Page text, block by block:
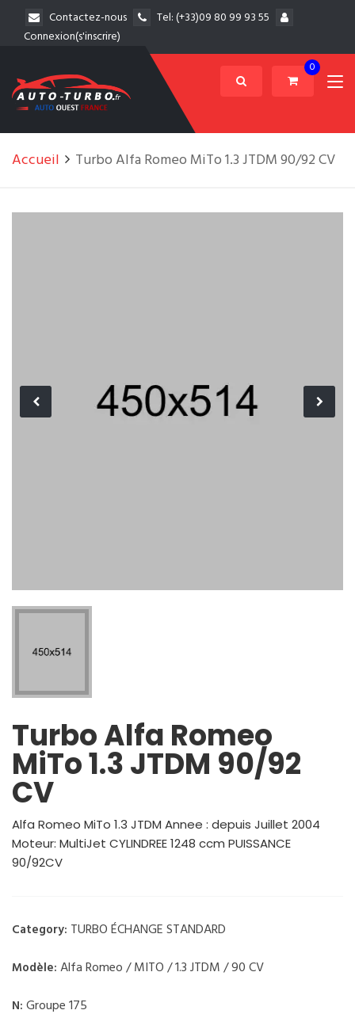
Contactez-nous Tel:(+33)09 80 99 93 55
Connexion(s'inscrire)
0
Accueil Turbo Alfa Romeo MiTo 1.3 JTDM 90/92 CV
Turbo Alfa Romeo
MiTo 1.3 JTDM 90/92
CV
Alfa Romeo MiTo 1.3 JTDM Annee : depuis Juillet 2004
Moteur: MultiJet CYLINDREE 1248 ccm PUISSANCE
90/92CV
Category: TURBO ÉCHANGE STANDARD
Modèle: Alfa Romeo / MITO / 1.3 JTDM / 90 CV
N: Groupe 175